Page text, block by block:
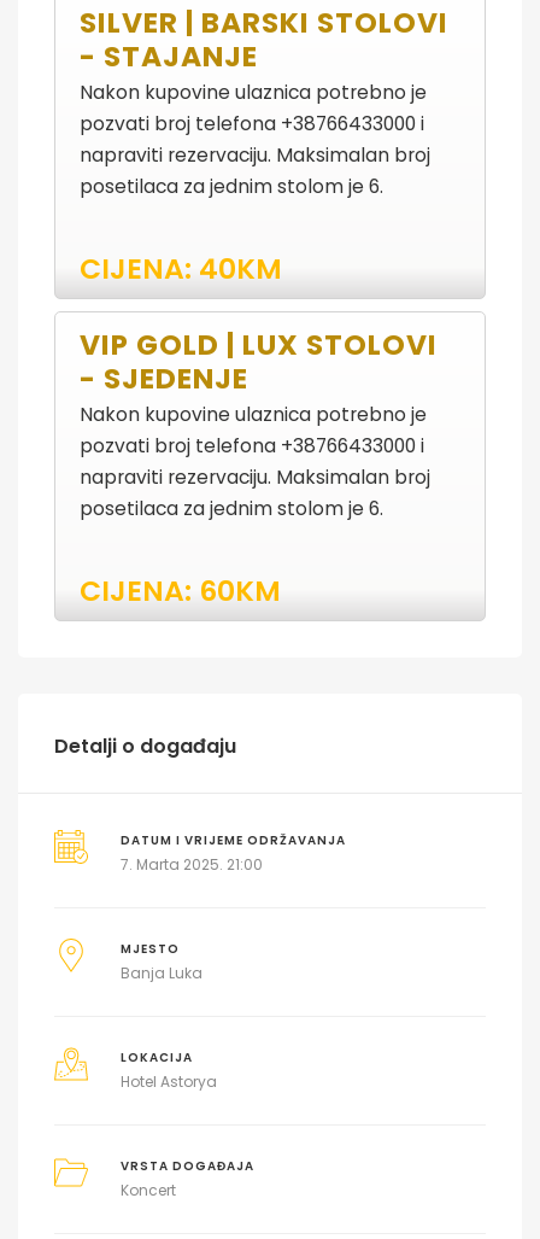
SILVER | BARSKI STOLOVI
- STAJANJE
Nakon kupovine ulaznica potrebno je
pozvati broj telefona +38766433000 i
napraviti rezervaciju. Maksimalan broj
posetilaca za jednim stolom je 6.
CIJENA: 40KM
VIP GOLD | LUX STOLOVI
- SJEDENJE
Nakon kupovine ulaznica potrebno je
pozvati broj telefona +38766433000 i
napraviti rezervaciju. Maksimalan broj
posetilaca za jednim stolom je 6.
CIJENA: 60KM
Detalji o događaju
DATUM I VRIJEME ODRŽAVANJA
7. Marta 2025. 21:00
MJESTO
Banja Luka
LOKACIJA
Hotel Astorya
VRSTA DOGAĐAJA
Koncert